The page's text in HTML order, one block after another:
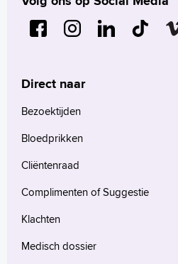
Direct naar
Bezoektijden
Bloedprikken
Cliëntenraad
Complimenten of Suggestie
Klachten
Medisch dossier